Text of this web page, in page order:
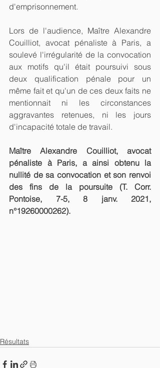
d'emprisonnement.
Lors de l'audience, Maître Alexandre
Couilliot, avocat pénaliste à Paris, a
soulevé l'irrégularité de la convocation
aux motifs qu'il était poursuivi sous
deux qualification pénale pour un
même fait et qu'un de ces deux faits ne
mentionnait ni les circonstances
aggravantes retenues, ni les jours
d'incapacité totale de travail.
Maître Alexandre Couilliot, avocat
pénaliste à Paris, a ainsi obtenu la
nullité de sa convocation et son renvoi
des fins de la poursuite (T. Corr.
Pontoise, 7-5, 8 janv. 2021,
n°19260000262).
Résultats